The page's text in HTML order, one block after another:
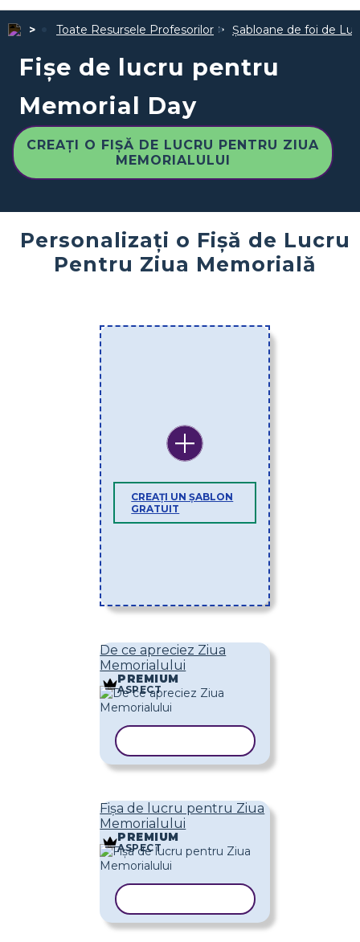
Toate Resursele Profesorilor Șabloane de foi de
Fișe de lucru pentru
Memorial Day
CREAȚI O FIȘĂ DE LUCRU PENTRU ZIUA
MEMORIALULUI
Personalizați o Fișă de Lucru
Pentru Ziua Memorială
CREAȚI UN ȘABLON
GRATUIT
De ce apreciez Ziua
Memorialului
PREMIUM
ASPECT
Fișa de lucru pentru Ziua
Memorialului
PREMIUM
ASPECT